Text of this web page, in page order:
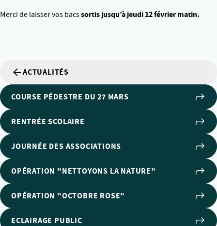
Merci de laisser vos bacssortis jusqu’à jeudi 12 février matin.
ACTUALITÉS
COURSE PÉDESTRE DU 27 MARS
RENTRÉE SCOLAIRE
JOURNÉE DES ASSOCIATIONS
OPÉRATION "NETTOYONS LA NATURE"
OPÉRATION "OCTOBRE ROSE"
ECLAIRAGE PUBLIC